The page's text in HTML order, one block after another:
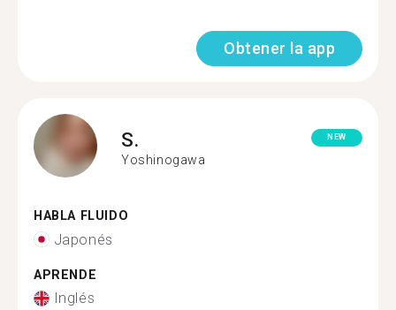
Obtener la app
S.
Yoshinogawa
NEW
HABLA FLUIDO
Japonés
APRENDE
Inglés